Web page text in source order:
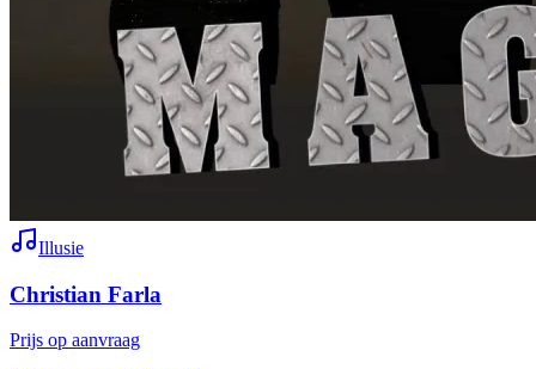
Illusie
Christian Farla
Prijs op aanvraag